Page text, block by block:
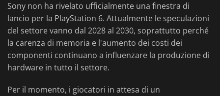
Sony non ha rivelato ufficialmente una finestra di
lancio per la PlayStation 6. Attualmente le speculazioni
del settore vanno dal 2028 al 2030, soprattutto perché
la carenza di memoria e l'aumento dei costi dei
componenti continuano a influenzare la produzione di
hardware in tutto il settore.
Per il momento, i giocatori in attesa di un